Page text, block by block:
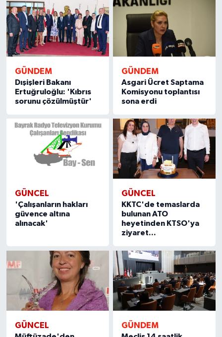
GÜNDEM
Dışişleri Bakanı
Ertuğruloğlu: 'Kıbrıs
sorunu çözülmüştür'
GÜNDEM
Asgari Ücret Saptama
Komisyonu toplantısı
sona erdi
GÜNCEL
'Çalışanların hakları
güvence altına
alınacak'
GÜNCEL
KKTC'de temaslarda
bulunan ATO
heyetinden KTSO'ya
ziyaret...
GÜNCEL GÜNDEM